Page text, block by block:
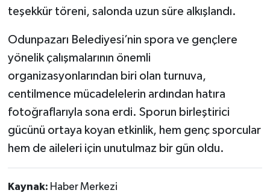
teşekkür töreni, salonda uzun süre alkışlandı.
Odunpazarı Belediyesi’nin spora ve gençlere
yönelik çalışmalarının önemli
organizasyonlarından biri olan turnuva,
centilmence mücadelelerin ardından hatıra
fotoğraflarıyla sona erdi. Sporun birleştirici
gücünü ortaya koyan etkinlik, hem genç sporcular
hem de aileleri için unutulmaz bir gün oldu.
Kaynak: Haber Merkezi